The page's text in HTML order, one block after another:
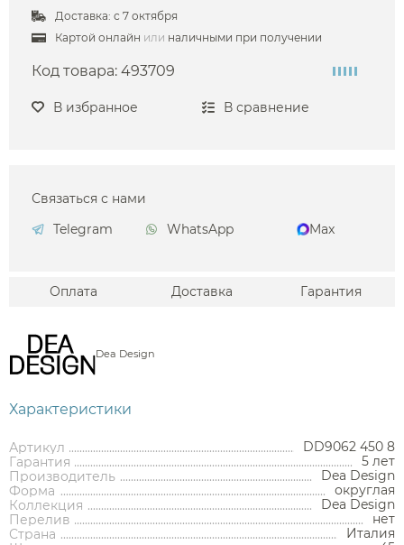
Доставка: с 7 октября
Картой онлайн или наличными при получении
Код товара: 493709
В избранное В сравнение
Связаться с нами
Telegram
WhatsApp Max
Оплата Доставка Гарантия
Dea Design
Характеристики
Артикул
DD9062 450 8
Гарантия
5 лет
Производитель
Dea Design
Форма
округлая
Коллекция
Dea Design
Перелив
нет
Страна
Италия